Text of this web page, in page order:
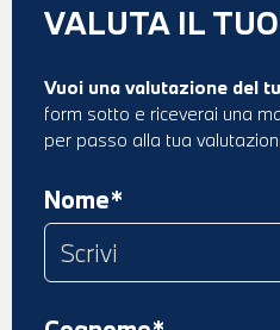
VALUTA IL
Vuoi una valutazione del
form sotto e riceverai una
per passo alla tua
Nome*